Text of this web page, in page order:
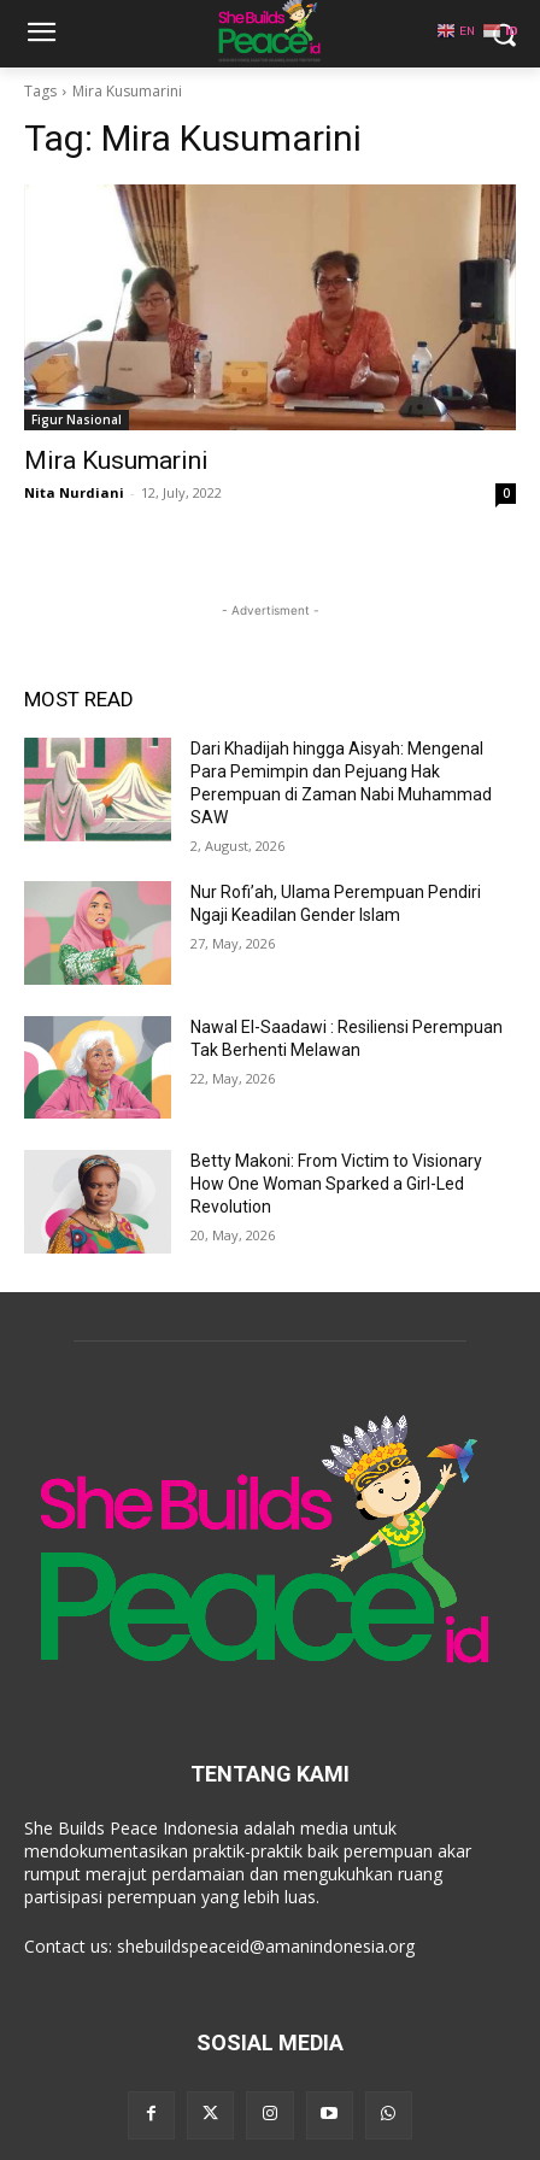
Tags Mira Kusumarini
Tag: Mira Kusumarini
Figur Nasional
Mira Kusumarini
Nita Nurdiani - 12, July, 2022 0
- Advertisment -
MOST READ
Dari Khadijah hingga Aisyah: Mengenal
Para Pemimpin dan Pejuang Hak
Perempuan di Zaman Nabi Muhammad
SAW
2, August, 2026
Nur Rofi’ah, Ulama Perempuan Pendiri
Ngaji Keadilan Gender Islam
27, May, 2026
Nawal El-Saadawi : Resiliensi Perempuan
Tak Berhenti Melawan
22, May, 2026
Betty Makoni: From Victim to Visionary
How One Woman Sparked a Girl-Led
Revolution
20, May, 2026
TENTANG KAMI
She Builds Peace Indonesia adalah media untuk
mendokumentasikan praktik-praktik baik perempuan akar
rumput merajut perdamaian dan mengukuhkan ruang
partisipasi perempuan yang lebih luas.
Contact us: shebuildspeaceid@amanindonesia.org
SOSIAL MEDIA
EN ID